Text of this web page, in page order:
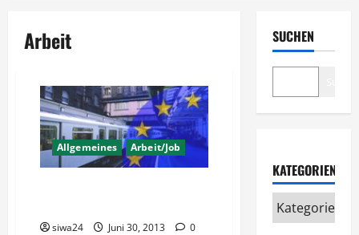
Arbeit
Allgemeines Arbeit/Job
siwa24 Juni 30, 2013 0
SUCHEN
KATEGORIEN